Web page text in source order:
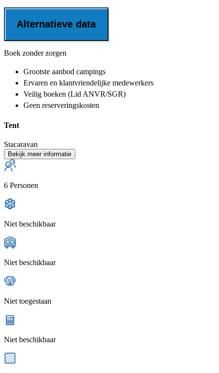
Alternatieve data
Boek zonder zorgen
Grootste aanbod campings
Ervaren en klantvriendelijke medewerkers
Veilig boeken (Lid ANVR/SGR)
Geen reserveringskosten
Tent
Stacaravan
Bekijk meer informatie
6 Personen
Niet beschikbaar
Niet beschikbaar
Niet toegestaan
Niet beschikbaar